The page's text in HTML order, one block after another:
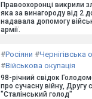
Правоохоронці викрили
яка за винагороду від 2
надавала допомогу
армії.
#Росіяни #Чернігівська
#Військова окупація
98-річний свідок
про сучасну війну, Другу
"Сталінський голод"